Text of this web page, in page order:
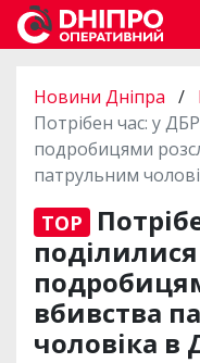
Новини Дніпра /
Потрібен час: у
подробицями
патрульним
TOP
вбивства
чоловіка в